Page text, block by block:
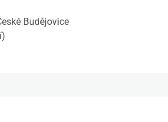
Budějovice